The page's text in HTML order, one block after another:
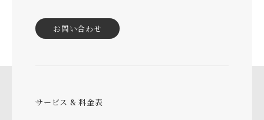
お問い合わせ
サービス & 料金表